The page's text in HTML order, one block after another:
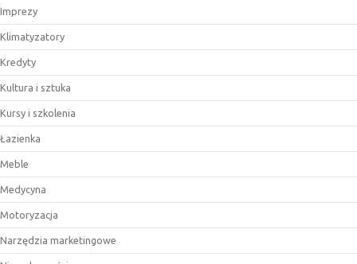
Imprezy
Klimatyzatory
Kredyty
Kultura i sztuka
Kursy i szkolenia
Łazienka
Meble
Medycyna
Motoryzacja
Narzędzia marketingowe